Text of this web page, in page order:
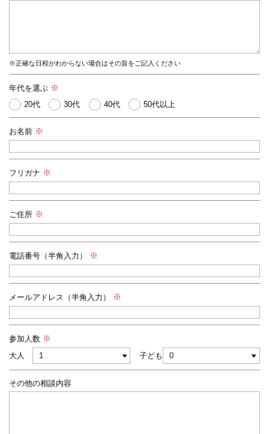
※正確な日程がわからない場合はその旨をご記入ください
年代を選ぶ
20代
30代 40代 50代以上
お名前
フリガナ
ご住所
電話番号（半角入力）
メールアドレス（半角入力）
参加人数
大人
子ども
その他の相談内容